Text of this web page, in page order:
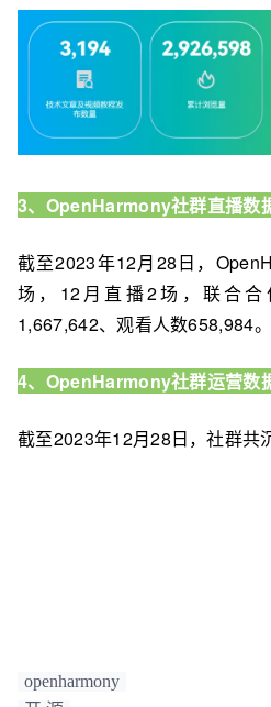
3、OpenHarmony社群直播数
截至2023年12月28日，
场，12月直播2场，联合
1,667,642、观看人数658,984。
4、OpenHarmony社群运营数
截至2023年12月28日，社群共
openharmony